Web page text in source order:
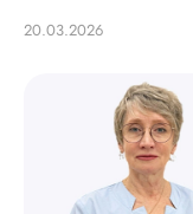
20.03.2026